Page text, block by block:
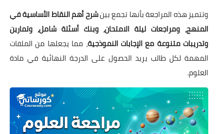
وتتميز هذه المراجعة بأنها تجمع بينشرح أهم النقاط الأساسية في
المنهج، ومراجعات ليلة الامتحان، وبنك أسئلة شامل، وتمارين
وتدريبات متنوعة مع الإجابات النموذجية، مما يجعلها من الملفات
المهمة لكل طالب يريد الحصول على الدرجة النهائية في مادة
العلوم.